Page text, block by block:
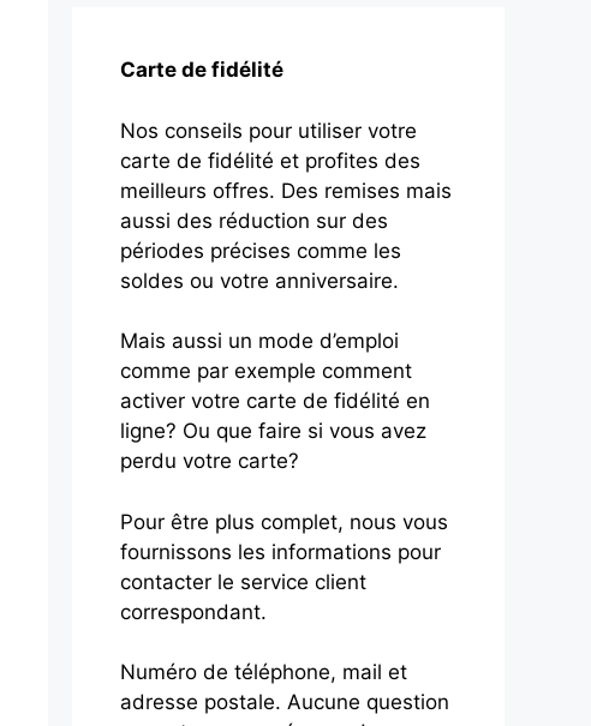
Carte de fidélité
Nos conseils pour utiliser votre
carte de fidélité et profites des
meilleurs offres. Des remises mais
aussi des réduction sur des
périodes précises comme les
soldes ou votre anniversaire.
Mais aussi un mode d’emploi
comme par exemple comment
activer votre carte de fidélité en
ligne? Ou que faire si vous avez
perdu votre carte?
Pour être plus complet, nous vous
fournissons les informations pour
contacter le service client
correspondant.
Numéro de téléphone, mail et
adresse postale. Aucune question